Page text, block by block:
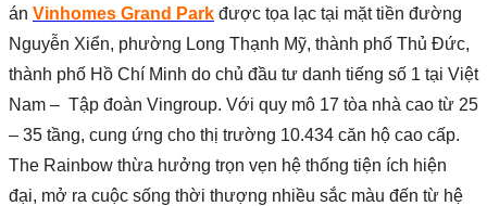
án Vinhomes Grand Park được tọa lạc tại mặt tiền đường
Nguyễn Xiển, phường Long Thạnh Mỹ, thành phố Thủ Đức,
thành phố Hồ Chí Minh do chủ đầu tư danh tiếng số 1 tại Việt
Nam – Tập đoàn Vingroup. Với quy mô 17 tòa nhà cao từ 25
– 35 tầng, cung ứng cho thị trường 10.434 căn hộ cao cấp.
The Rainbow thừa hưởng trọn vẹn hệ thống tiện ích hiện
đại, mở ra cuộc sống thời thượng nhiều sắc màu đến từ hệ